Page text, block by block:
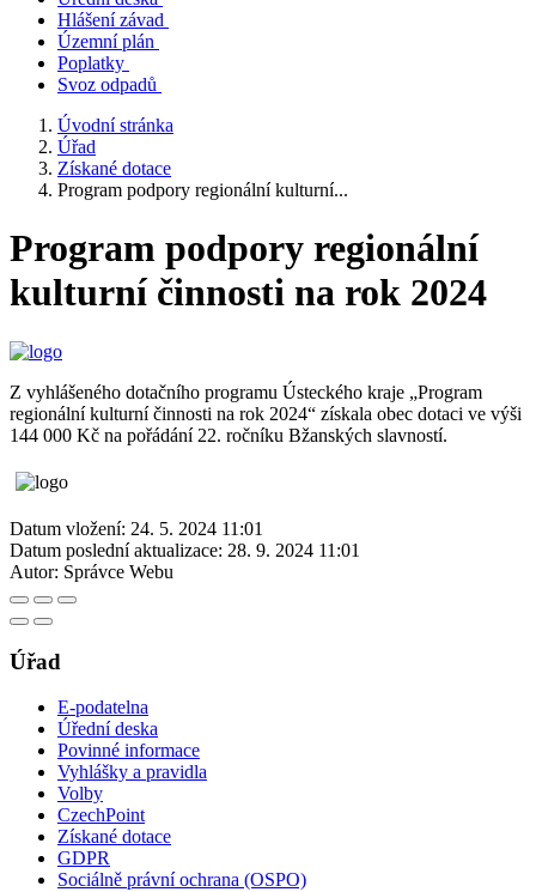
Hlášení závad
Územní plán
Poplatky
Svoz odpadů
Úvodní stránka
Úřad
Získané dotace
Program podpory regionální kulturní...
Program podpory regionální
kulturní činnosti na rok 2024
Z vyhlášeného dotačního programu Ústeckého kraje „Program
regionální kulturní činnosti na rok 2024“ získala obec dotaci ve výši
144 000 Kč na pořádání 22. ročníku Bžanských slavností.
Datum vložení: 24. 5. 2024 11:01
Datum poslední aktualizace: 28. 9. 2024 11:01
Autor: Správce Webu
Úřad
E-podatelna
Úřední deska
Povinné informace
Vyhlášky a pravidla
Volby
CzechPoint
Získané dotace
GDPR
Sociálně právní ochrana (OSPO)